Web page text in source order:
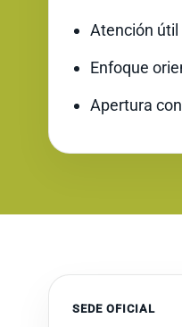
Atención útil
Enfoque
Apertura
SEDE OFICIAL